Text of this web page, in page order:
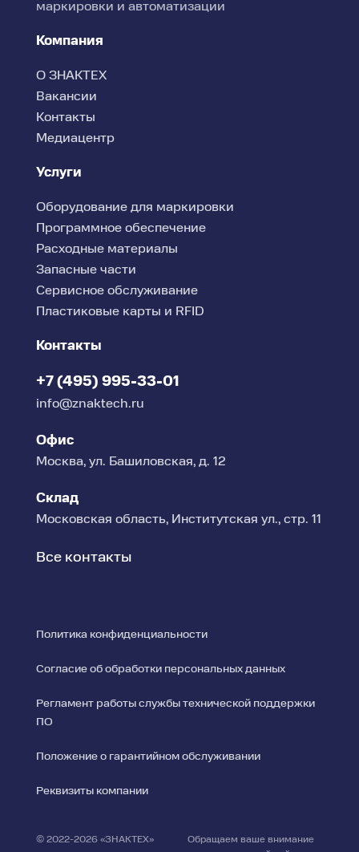
маркировки и автоматизации
Компания
О ЗНАКТЕХ
Вакансии
Контакты
Медиацентр
Услуги
Оборудование для маркировки
Программное обеспечение
Расходные материалы
Запасные части
Сервисное обслуживание
Пластиковые карты и RFID
Контакты
+7 (495) 995-33-01
info@znaktech.ru
Офис
Москва, ул. Башиловская, д. 12
Склад
Московская область, Институтская ул., стр. 11
Все контакты
Политика конфиденциальности
Согласие об обработки персональных данных
Регламент работы службы технической поддержки
ПО
Положение о гарантийном обслуживании
Реквизиты компании
© 2022-2026 «ЗНАКТЕХ»
Обращаем ваше внимание